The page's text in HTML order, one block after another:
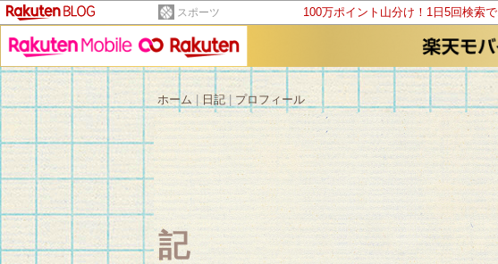
スポーツ 100万ポイント山分け！1日5回検索
ホーム | 日記| プロフィール